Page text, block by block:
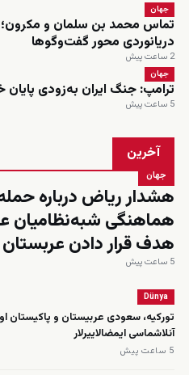
جهان
تماس محمد بن سلمان و مکرون؛
دریانوردی محور گفت‌وگوها
2 ساعت پیش
جهان
ترامپ: جنگ ایران به‌زودی
5 ساعت پیش
آخرین
جهان
هشدار ریاض درباره
هماهنگی شبه‌نظامیان
هدف قرار دادن عربستان
5 ساعت پیش
Dünya
تورکیه، سعودی عربیستان و پاکیستان
‌آنلاشماسی ایمضالاییرلار
5 ساعت پیش